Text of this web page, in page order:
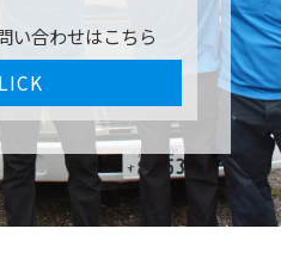
い合わせはこちら